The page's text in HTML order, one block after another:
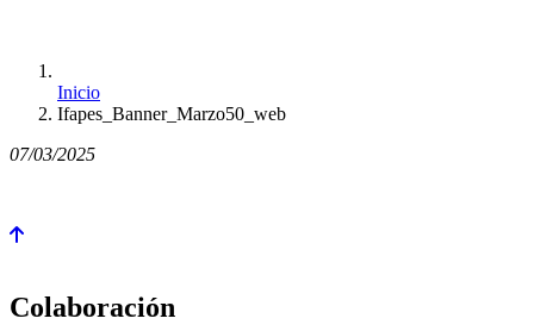
Inicio
Ifapes_Banner_Marzo50_web
07/03/2025
Colaboración